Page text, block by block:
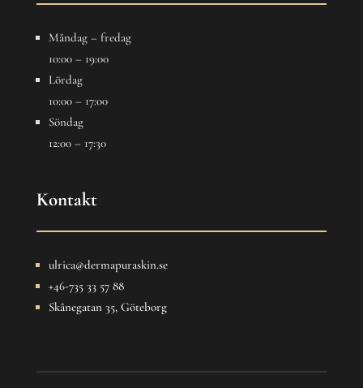
Måndag – fredag
10:00 – 19:00
Lördag
10:00 – 17:00
Söndag
12:00 – 17:30
Kontakt
ulrica@dermapuraskin.se
+46-735 33 57 88
Skånegatan 35, Göteborg